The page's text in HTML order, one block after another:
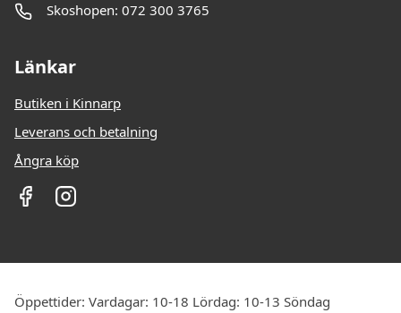
Skoshopen: 072 300 3765
Länkar
Butiken i Kinnarp
Leverans och betalning
Ångra köp
Öppettider: Vardagar: 10-18 Lördag: 10-13 Söndag